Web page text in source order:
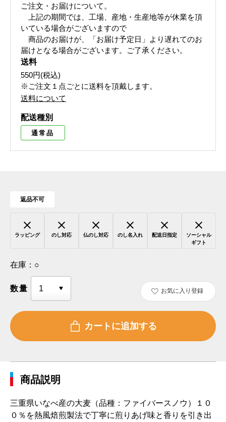
ご注文・お届けについて。
上記の期間では、工場、産地・生産地等が休業を頂
いている場合がございますので
商品のお届けが、「お届け予定日」より遅れてのお
届けとなる場合がございます。ご了承ください。
送料
550円(税込)
※ご注文１点ごとに送料を頂戴します。
送料について
配送種別
通常品
返品不可
ラッピング のし対応 仏のし対応 のし名入れ 配送日指定
ソーシャル
ギフト
在庫： ○
数量 お気に入り登録
商品説明
三重県いなべ産の大麦（品種：ファイバースノウ）１０
０％を熱風焙煎製法で丁寧に煎りあげ味と香りを引き出